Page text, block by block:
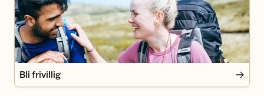
Bli frivillig